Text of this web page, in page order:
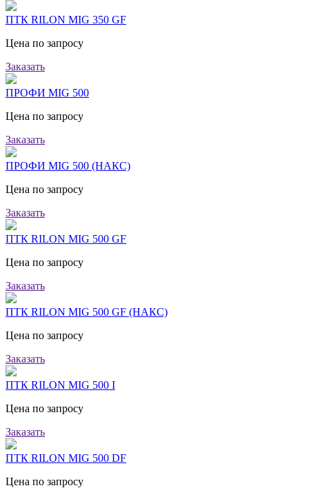
ПТК RILON MIG 350 GF
Цена по запросу
Заказать
ПРОФИ MIG 500
Цена по запросу
Заказать
ПРОФИ MIG 500 (НАКС)
Цена по запросу
Заказать
ПТК RILON MIG 500 GF
Цена по запросу
Заказать
ПТК RILON MIG 500 GF (НАКС)
Цена по запросу
Заказать
ПТК RILON MIG 500 I
Цена по запросу
Заказать
ПТК RILON MIG 500 DF
Цена по запросу